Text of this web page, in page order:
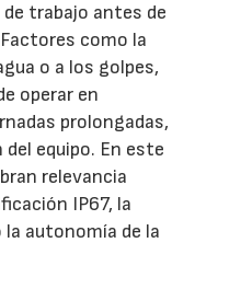
trabajo antes de
como la
o a los golpes,
operar en
prolongadas,
equipo. En este
relevancia
IP67, la
autonomía de la